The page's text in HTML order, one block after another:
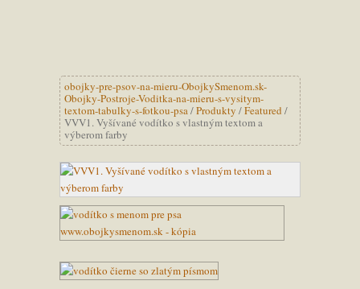
obojky-pre-psov-na-mieru-ObojkySmenom.sk-
Obojky-Postroje-Voditka-na-mieru-s-vysitym-
textom-tabulky-s-fotkou-psa/Produkty /Featured /
VVV1. Vyšívané vodítko s vlastným textom a
výberom farby